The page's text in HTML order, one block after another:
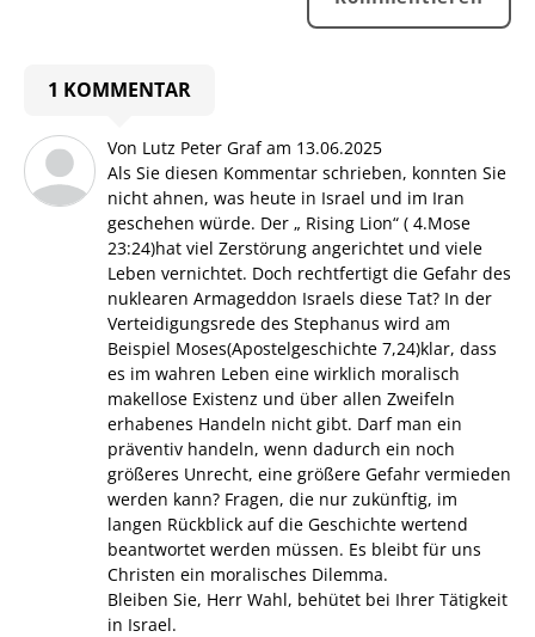
1 KOMMENTAR
Von Lutz Peter Grafam 13.06.2025
Als Sie diesen Kommentar schrieben, konnten Sie
nicht ahnen, was heute in Israel und im Iran
geschehen würde. Der „ Rising Lion“ ( 4.Mose
23:24)hat viel Zerstörung angerichtet und viele
Leben vernichtet. Doch rechtfertigt die Gefahr des
nuklearen Armageddon Israels diese Tat? In der
Verteidigungsrede des Stephanus wird am
Beispiel Moses(Apostelgeschichte 7,24)klar, dass
es im wahren Leben eine wirklich moralisch
makellose Existenz und über allen Zweifeln
erhabenes Handeln nicht gibt. Darf man ein
präventiv handeln, wenn dadurch ein noch
größeres Unrecht, eine größere Gefahr vermieden
werden kann? Fragen, die nur zukünftig, im
langen Rückblick auf die Geschichte wertend
beantwortet werden müssen. Es bleibt für uns
Christen ein moralisches Dilemma.
Bleiben Sie, Herr Wahl, behütet bei Ihrer Tätigkeit
in Israel.